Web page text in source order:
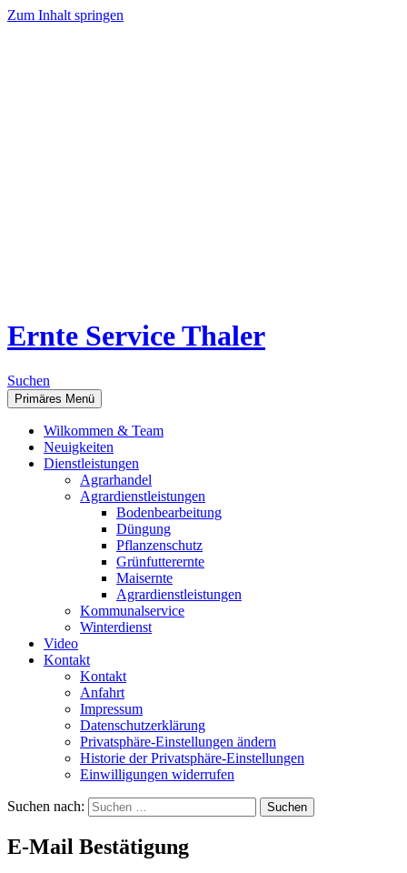
Zum Inhalt springen
Ernte Service Thaler
Suchen
Primäres Menü
Wilkommen & Team
Neuigkeiten
Dienstleistungen
Agrarhandel
Agrardienstleistungen
Bodenbearbeitung
Düngung
Pflanzenschutz
Grünfutterernte
Maisernte
Agrardienstleistungen
Kommunalservice
Winterdienst
Video
Kontakt
Kontakt
Anfahrt
Impressum
Datenschutzerklärung
Privatsphäre-Einstellungen ändern
Historie der Privatsphäre-Einstellungen
Einwilligungen widerrufen
Suchen nach:
E-Mail Bestätigung